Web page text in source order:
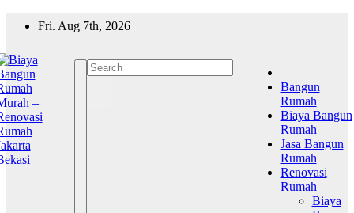
Fri. Aug 7th, 2026
Bangun
Rumah
Biaya Bangun
Rumah
Jasa Bangun
Rumah
Renovasi
Rumah
Biaya